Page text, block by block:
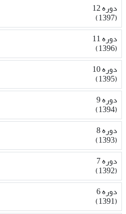
دوره 12
(1397)
دوره 11
(1396)
دوره 10
(1395)
دوره 9
(1394)
دوره 8
(1393)
دوره 7
(1392)
دوره 6
(1391)